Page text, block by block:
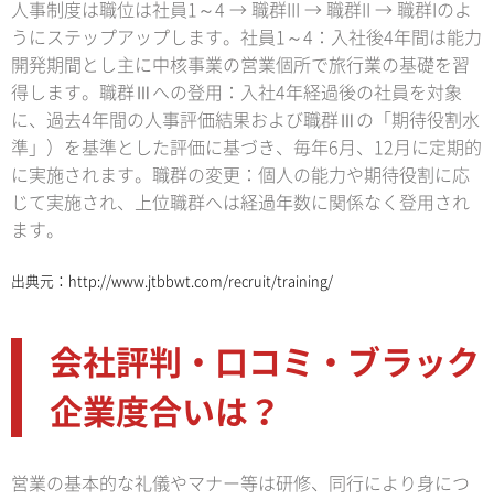
人事制度は職位は社員1～4 → 職群III → 職群II → 職群Iのよ
うにステップアップします。社員1～4：入社後4年間は能力
開発期間とし主に中核事業の営業個所で旅行業の基礎を習
得します。職群Ⅲへの登用：入社4年経過後の社員を対象
に、過去4年間の人事評価結果および職群Ⅲの「期待役割水
準」）を基準とした評価に基づき、毎年6月、12月に定期的
に実施されます。職群の変更：個人の能力や期待役割に応
じて実施され、上位職群へは経過年数に関係なく登用され
ます。
出典元： http://www.jtbbwt.com/recruit/training/
会社評判・口コミ・ブラック
企業度合いは？
営業の基本的な礼儀やマナー等は研修、同行により身につ